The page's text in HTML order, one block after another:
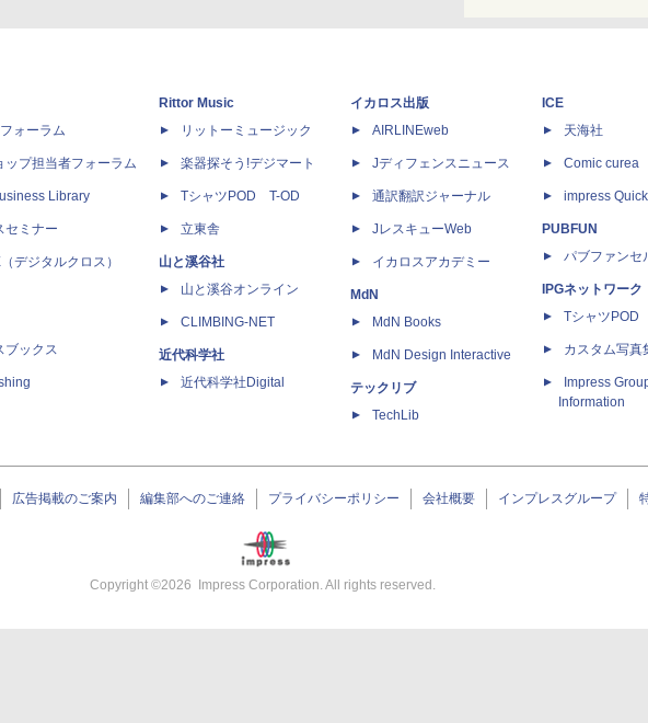
ォーラム
ップ担当者フォーラム
Library
セミナー
デジタルクロス）
ブックス
Rittor Music
リットーミュージック
楽器探そう!デジマート
TシャツPOD T-OD
立東舎
山と溪谷社
山と溪谷オンライン
CLIMBING-NET
近代科学社
近代科学社Digital
イカロス出版
AIRLINEweb
Jディフェンスニュース
通訳翻訳ジャーナル
JレスキューWeb
イカロスアカデミー
MdN
MdN Books
MdN Design Interactive
テックリブ
TechLib
ICE
天海社
Comic curea
impress
PUBFUN
パブファンセ
IPGネットワーク
Tシャツ
カスタム写
Impress
Information
広告掲載のご案内 編集部へのご連絡 プライバシーポリシー 会社概要 インプレスグループ
Copyright ©2026 Impress Corporation. All rights reserved.